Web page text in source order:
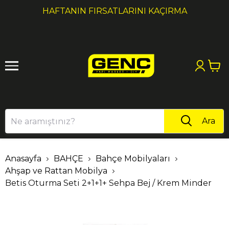
1000₺ ÜZERI ALIŞVERIŞLERDE KARGO ÜCRETSİZ!
1 2
Ara
Anasayfa BAHÇE
Bahçe Mobilyaları
Ahşap ve Rattan Mobilya
Betis Oturma Seti 2+1+1+ Sehpa Bej / Krem Minder